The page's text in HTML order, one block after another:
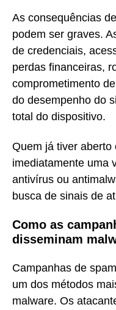
As consequências
podem ser graves.
de credenciais,
perdas financeiras,
comprometimento
do desempenho do
total do dispositivo.
Quem já tiver
imediatamente uma
antivírus ou
busca de sinais de
Como as
disseminam
Campanhas de
um dos métodos
malware. Os